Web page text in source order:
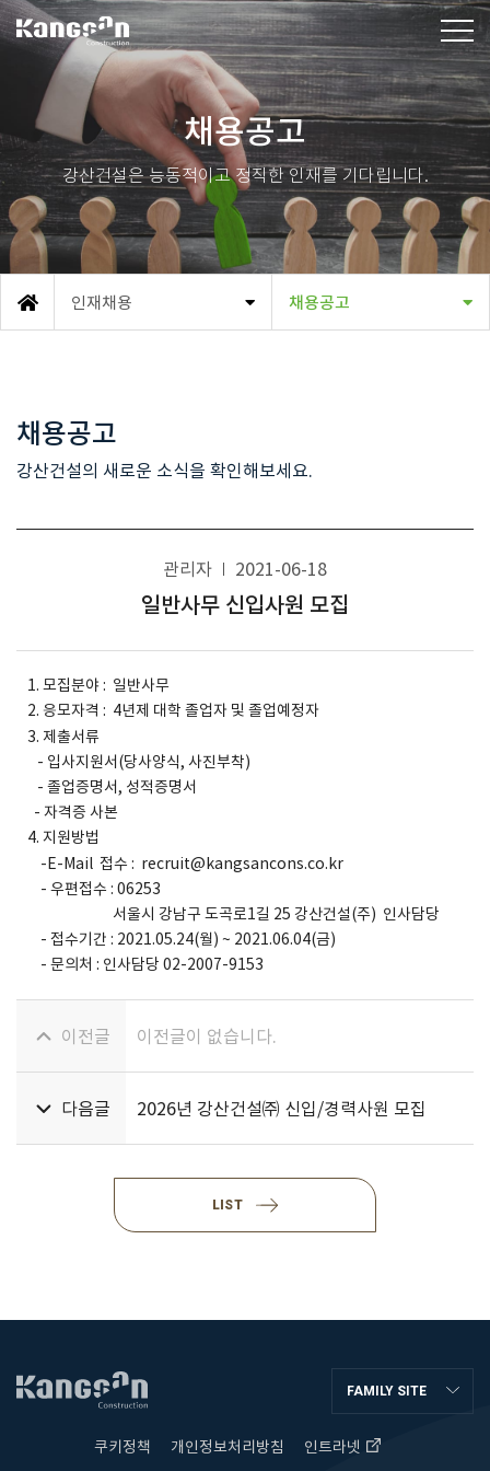
강산건설(주)
채용공고
강산건설은 능동적이고 정직한 인재를 기다립니다.
메인 인재채용 채용공고
채용공고
강산건설의 새로운 소식을 확인해보세요.
관리자 2021-06-18
일반사무 신입사원 모집
1. 모집분야 : 일반사무
2. 응모자격 : 4년제 대학 졸업자 및 졸업예정자
3. 제출서류
- 입사지원서(당사양식, 사진부착)
- 졸업증명서, 성적증명서
- 자격증 사본
4. 지원방법
-E-Mail 접수 : recruit@kangsancons.co.kr
- 우편접수 : 06253
서울시 강남구 도곡로1길 25 강산건설(주) 인사담당
- 접수기간 : 2021.05.24(월) ~ 2021.06.04(금)
- 문의처 : 인사담당 02-2007-9153
이전글 이전글이 없습니다.
다음글 2026년 강산건설㈜ 신입/경력사원 모집
LIST
FAMILY SITE
쿠키정책 개인정보처리방침 인트라넷